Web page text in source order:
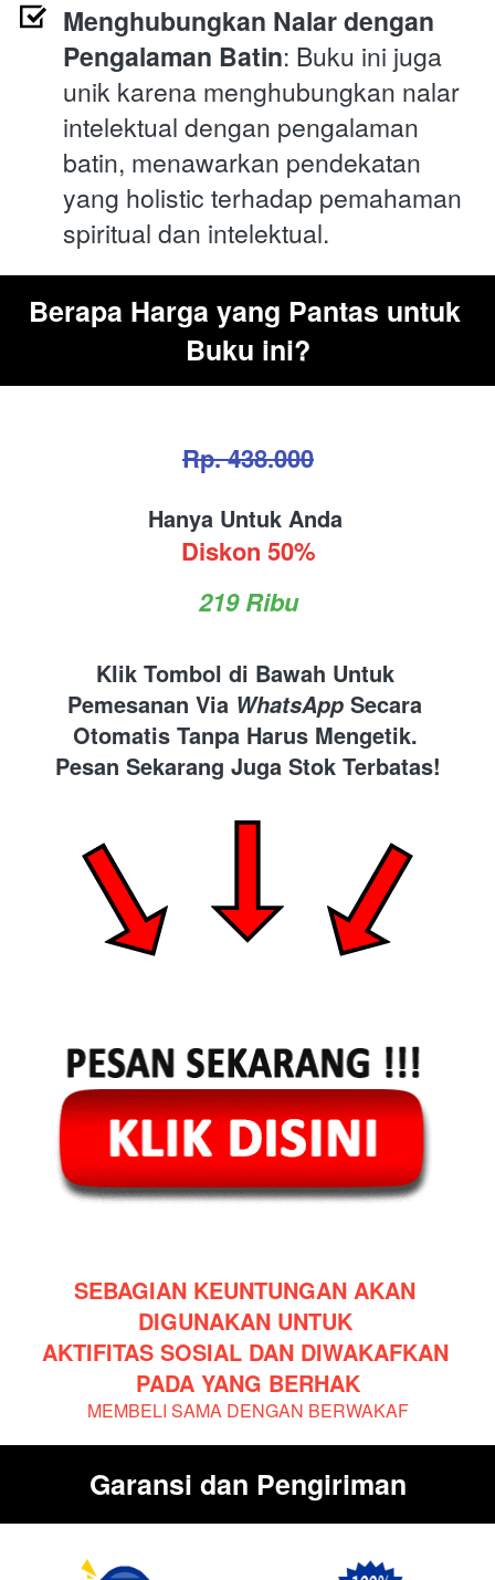
Menghubungkan Nalar dengan
Pengalaman Batin: Buku ini juga
unik karena menghubungkan nalar
intelektual dengan pengalaman
batin, menawarkan pendekatan
yang holistic terhadap pemahaman
spiritual dan intelektual.
Berapa Harga yang Pantas untuk
Buku ini?
Rp. 438.000
Hanya Untuk Anda
Diskon 50%
219 Ribu
Klik Tombol di Bawah Untuk
Pemesanan Via WhatsApp Secara
Otomatis Tanpa Harus Mengetik.
Pesan Sekarang Juga Stok Terbatas!
SEBAGIAN KEUNTUNGAN AKAN
DIGUNAKAN UNTUK
AKTIFITAS SOSIAL DAN DIWAKAFKAN
PADA YANG BERHAK
MEMBELI SAMA DENGAN BERWAKAF
Garansi dan Pengiriman